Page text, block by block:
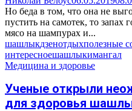
Но беда в том, что она не
пустить на самотек, то запах
мясо на шампурах и...
шашлыкдзенотдыхполезные
интересноешашлыкимангал
Медицина и здоровье
Ученые открыли
для здоровья